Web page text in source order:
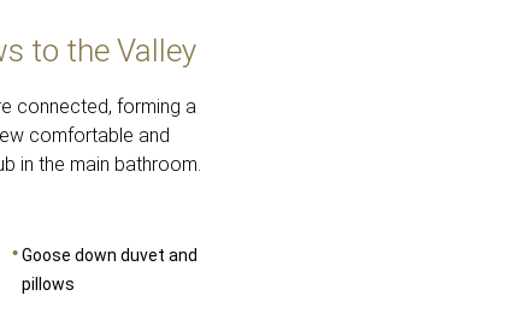
to the Valley
connected, forming a
comfortable and
in the main bathroom.
Goose down duvet and
pillows